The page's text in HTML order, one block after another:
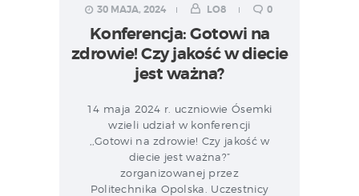
30 MAJA, 2024 LO8 0
Konferencja: Gotowi na
zdrowie! Czy jakość w diecie
jest ważna?
14 maja 2024 r. uczniowie Ósemki
wzieli udział w konferencji
,,Gotowi na zdrowie! Czy jakość w
diecie jest ważna?”
zorganizowanej przez
Politechnika Opolska. Uczestnicy